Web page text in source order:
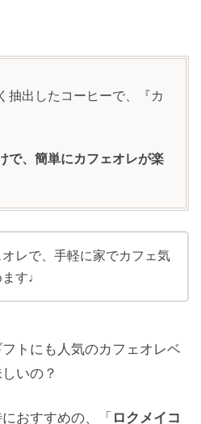
抽出したコーヒーで、『カ
で、簡単にカフェオレが楽
レで、手軽に家でカフェ気
す♩
トにも人気のカフェオレベ
いの？
おすすめの、「 ロクメイコ